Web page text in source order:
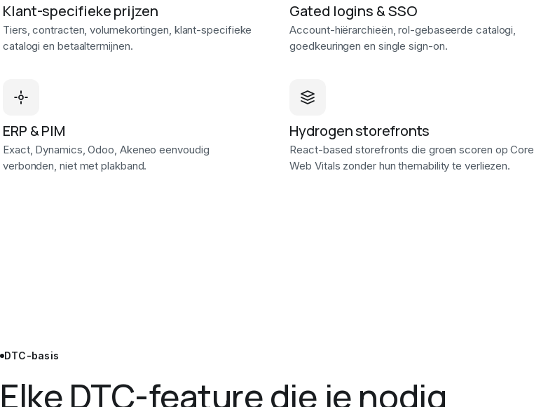
Klant-specifieke prijzen
Tiers, contracten, volumekortingen, klant-specifieke
catalogi en betaaltermijnen.
Gated logins & SSO
Account-hiërarchieën, rol-gebaseerde catalogi,
goedkeuringen en single sign-on.
ERP & PIM
Exact, Dynamics, Odoo, Akeneo eenvoudig
verbonden, niet met plakband.
Hydrogen storefronts
React-based storefronts die groen scoren op Core
Web Vitals zonder hun themability te verliezen.
DTC-basis
Elke DTC-feature die je nodig